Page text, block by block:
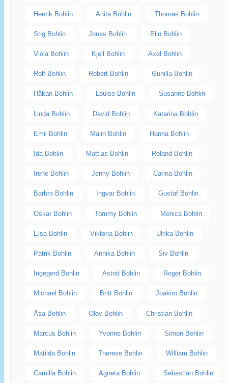
Henrik Bohlin Anita Bohlin Thomas Bohlin
Stig Bohlin Jonas Bohlin Elin Bohlin
Viola Bohlin Kjell Bohlin Axel Bohlin
Rolf Bohlin Robert Bohlin Gunilla Bohlin
Håkan Bohlin Louise Bohlin Susanne Bohlin
Linda Bohlin David Bohlin Katarina Bohlin
Emil Bohlin Malin Bohlin Hanna Bohlin
Ida Bohlin Mattias Bohlin Roland Bohlin
Irene Bohlin Jenny Bohlin Carina Bohlin
Barbro Bohlin Ingvar Bohlin Gustaf Bohlin
Oskar Bohlin Tommy Bohlin Monica Bohlin
Elsa Bohlin Viktoria Bohlin Ulrika Bohlin
Patrik Bohlin Annika Bohlin Siv Bohlin
Ingegerd Bohlin Astrid Bohlin Roger Bohlin
Michael Bohlin Britt Bohlin Joakim Bohlin
Åsa Bohlin Olov Bohlin Christian Bohlin
Marcus Bohlin Yvonne Bohlin Simon Bohlin
Matilda Bohlin Therese Bohlin William Bohlin
Camilla Bohlin Agneta Bohlin Sebastian Bohlin